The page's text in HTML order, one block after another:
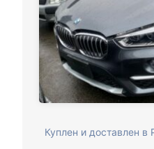
Куплен и доставлен